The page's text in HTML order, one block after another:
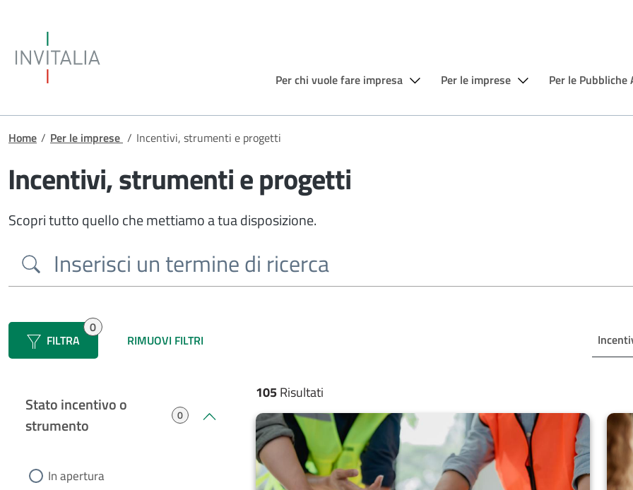
Per chi vuole fare impresa Per le imprese Per le
Briciole di pane
Home / Per le imprese / Incentivi, strumenti e progetti
Incentivi, strumenti e progetti
Scopri tutto quello che mettiamo a tua disposizione.
Cerca
0
FILTRAFILTRA RIMUOVI FILTRI
Stato incentivo o
strumento
0
heading0In apertura
105Risultati